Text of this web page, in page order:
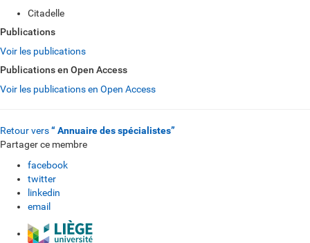
Citadelle
Publications
Voir les publications
Publications en Open Access
Voir les publications en Open Access
Retour vers“ Annuaire des spécialistes”
Partager ce membre
facebook
twitter
linkedin
email